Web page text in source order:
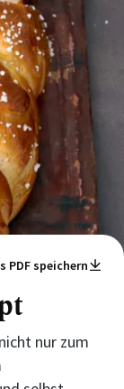
PDF speichern
nur zum